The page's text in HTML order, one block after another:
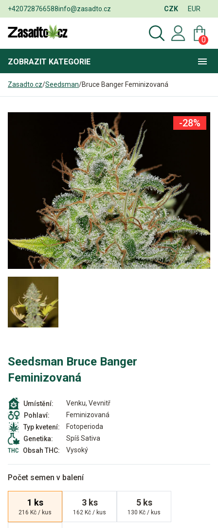
+420728766588info@zasadto.cz CZK EUR
0
ZOBRAZIT KATEGORIE
Zasadto.cz/Seedsman/Bruce Banger Feminizovaná
Seedsman Bruce Banger
Feminizovaná
Umístění:
Venku, Vevnitř
Pohlaví:
Feminizovaná
Typ kvetení:
Fotoperioda
Genetika:
Spíš Sativa
Obsah THC:
Vysoký
Počet semen v balení
1 ks
216 Kč / kus
3 ks
162 Kč / kus
5 ks
130 Kč / kus
-28%